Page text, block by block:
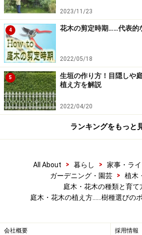
擦れて幹が痛んでしまいます。保護
ープ等が売られていますので、そ
するようにします。
盛り土で水鉢を作ることで水の流出を
かり浸透する
その後、ホースなどで水をたっぷ
せたら、樹の向きを再度確認して残
株の周囲を踏み固めます。
を作り、たっぷり水を注いで一連の
2023/11/23
4 花木の剪定時期……代表的
2022/05/18
5
生垣の作り方！目隠しや
植え方を解説
2022/04/20
ランキングをもっと
All About > 暮らし > 家事・ラ
ガーデニング・園芸
> 植木
庭木・花木の種類と育て
庭木・花木の植え方……樹種選びの
会社概要 採用情報